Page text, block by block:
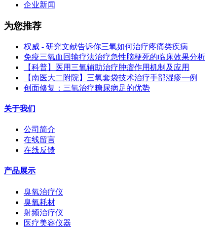
企业新闻
为您推荐
权威 - 研究文献告诉你三氧如何治疗疼痛类疾病
免疫三氧血回输疗法治疗急性脑梗死的临床效果分析
【科普】医用三氧辅助治疗肿瘤作用机制及应用
【南医大二附院】三氧套袋技术治疗手部湿疹一例
创面修复：三氧治疗糖尿病足的优势
关于我们
公司简介
在线留言
在线反馈
产品展示
臭氧治疗仪
臭氧耗材
射频治疗仪
医疗美容仪器